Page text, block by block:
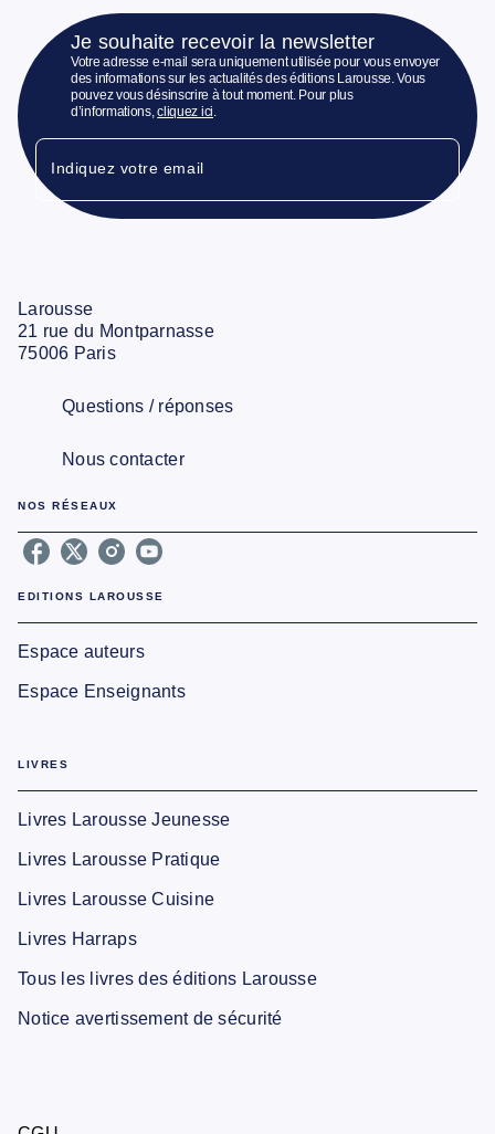
Je souhaite recevoir la newsletter
Votre adresse e-mail sera uniquement utilisée pour vous envoyer
des informations sur les actualités des éditions Larousse. Vous
pouvez vous désinscrire à tout moment. Pour plus
d’informations,cliquez ici
Indiquez votre email
Larousse
21 rue du Montparnasse
75006 Paris
Questions / réponses
Nous contacter
NOS RÉSEAUX
EDITIONS LAROUSSE
Espace auteurs
Espace Enseignants
LIVRES
Livres Larousse Jeunesse
Livres Larousse Pratique
Livres Larousse Cuisine
Livres Harraps
Tous les livres des éditions Larousse
Notice avertissement de sécurité